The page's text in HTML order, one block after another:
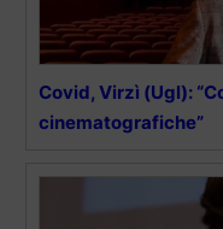
Covid, Virzì (Ugl):
cinematografiche”